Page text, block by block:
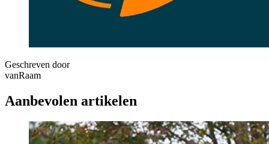
Geschreven door
vanRaam
Aanbevolen artikelen